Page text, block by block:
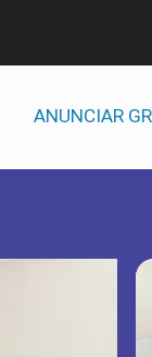
ANUNCIAR